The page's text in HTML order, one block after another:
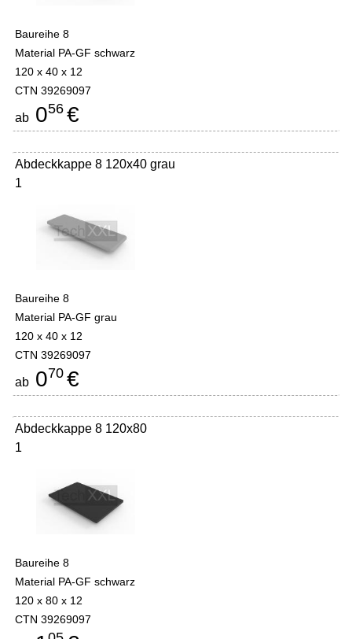
Baureihe 8
Material PA-GF schwarz
120 x 40 x 12
CTN 39269097
ab 056 €
Abdeckkappe 8 120x40 grau
1
Baureihe 8
Material PA-GF grau
120 x 40 x 12
CTN 39269097
ab 070 €
Abdeckkappe 8 120x80
1
Baureihe 8
Material PA-GF schwarz
120 x 80 x 12
CTN 39269097